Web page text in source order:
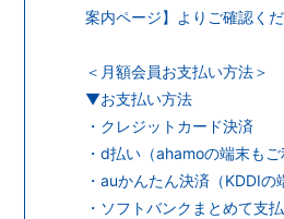
会員登録 ログイン
案内ページ】よりご確認くだ
＜月額会員お支払い方法＞
▼お支払い方法
・クレジットカード決済
・d払い（ahamoの端末もご
・auかんたん決済（KDDIの
・ソフトバンクまとめて支